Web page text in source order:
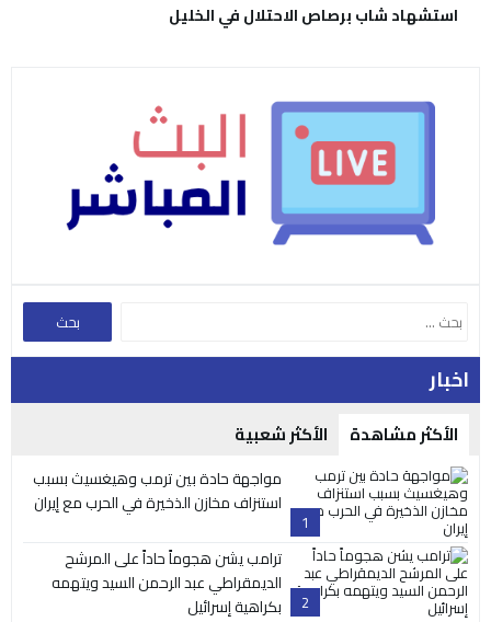
استشهاد شاب برصاص الاحتلال في الخليل
اخبار
الأكثر مشاهدة الأكثر شعبية
1
مواجهة حادة بين ترمب وهيغسيث بسبب
استنزاف مخازن الذخيرة في الحرب مع إيران
2
ترامب يشن هجوماً حاداً على المرشح
الديمقراطي عبد الرحمن السيد ويتهمه
بكراهية إسرائيل